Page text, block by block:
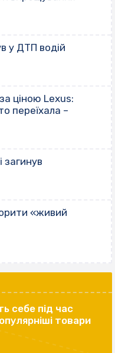
у ДТП водій
ціною Lexus:
переїхала –
загинув
«живий
себе під час
товари